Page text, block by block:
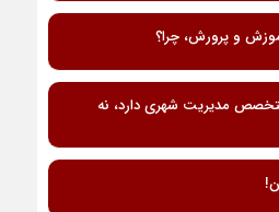
و پرورش، چرا؟
مدیریت شهری دارد، نه